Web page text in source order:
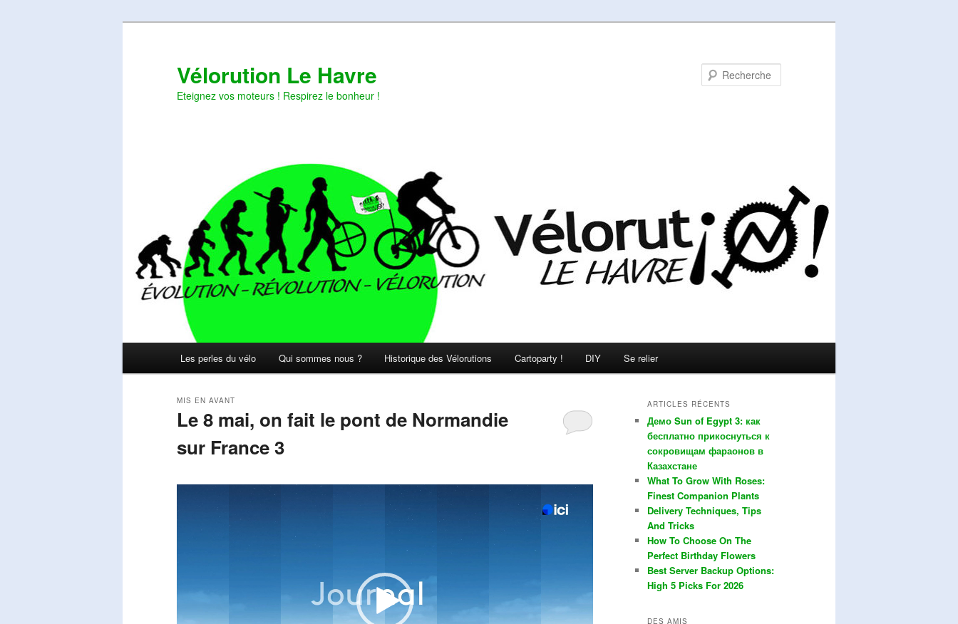
Vélorution Le Havre
Eteignez vos moteurs ! Respirez le bonheur !
Les perles du vélo Qui sommes nous ? Historique des Vélorutions Cartoparty ! DIY Se relier
Le 8 mai, on fait le pont de Normandie
sur France 3
MIS EN AVANT ARTICLES RÉCENTS
Демо Sun of Egypt 3: как
бесплатно прикоснуться к
сокровищам фараонов в
Казахстане
What To Grow With Roses:
Finest Companion Plants
Delivery Techniques, Tips
And Tricks
How To Choose On The
Perfect Birthday Flowers
Best Server Backup Options:
High 5 Picks For 2026
DES AMIS